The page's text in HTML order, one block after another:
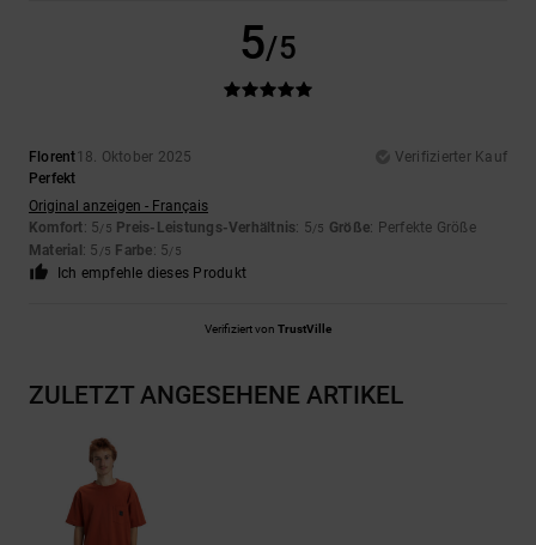
5/5
Florent18. Oktober 2025
Verifizierter Kauf
Perfekt
Original anzeigen - Français
Komfort: 5/5 Preis-Leistungs-Verhältnis: 5/5 Größe: Perfekte Größe
Material : 5 /5 Farbe: 5/5
Ich empfehle dieses Produkt
Verifiziert von TrustVille
ZULETZT ANGESEHENE ARTIKEL